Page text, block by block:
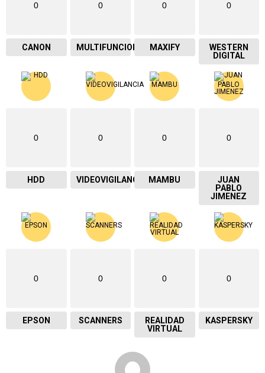
0
CANON
0
MULTIFUNCIONAL
0
MAXIFY
0
WESTERN
DIGITAL
0
HDD
0
VIDEOVIGILANCIA
0
MAMBU
0
JUAN
PABLO
JIMENEZ
0
EPSON
0
SCANNERS
0
REALIDAD
VIRTUAL
0
KASPERSKY